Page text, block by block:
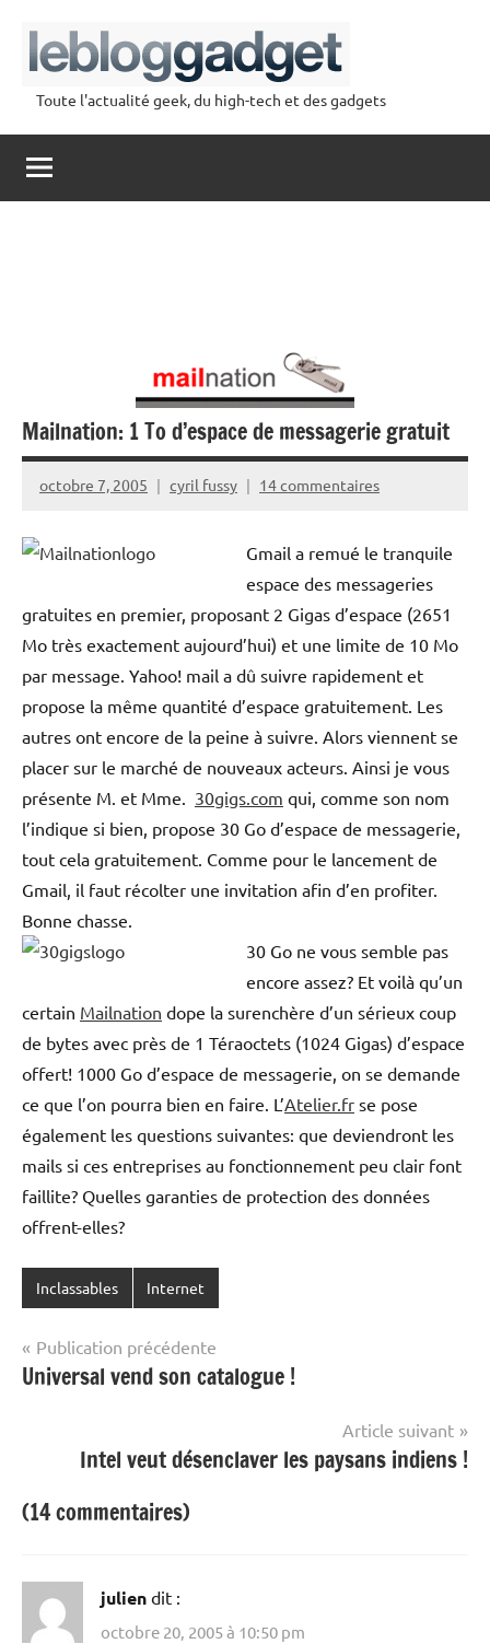
contenu
lebloggadget
Toute l'actualité geek, du high-tech et des gadgets
Mailnation: 1 To d’espace de messagerie gratuit
octobre 7, 2005 cyril fussy 14 commentaires
Gmail a remué le tranquile
espace des messageries
gratuites en premier, proposant 2 Gigas d’espace (2651
Mo très exactement aujourd’hui) et une limite de 10 Mo
par message. Yahoo! mail a dû suivre rapidement et
propose la même quantité d’espace gratuitement. Les
autres ont encore de la peine à suivre. Alors viennent se
placer sur le marché de nouveaux acteurs. Ainsi je vous
présente M. et Mme. 30gigs.com qui, comme son nom
l’indique si bien, propose 30 Go d’espace de messagerie,
tout cela gratuitement. Comme pour le lancement de
Gmail, il faut récolter une invitation afin d’en profiter.
Bonne chasse.
30 Go ne vous semble pas
encore assez? Et voilà qu’un
certain Mailnation dope la surenchère d’un sérieux coup
de bytes avec près de 1 Téraoctets (1024 Gigas) d’espace
offert! 1000 Go d’espace de messagerie, on se demande
ce que l’on pourra bien en faire. L’Atelier.fr se pose
également les questions suivantes: que deviendront les
mails si ces entreprises au fonctionnement peu clair font
faillite? Quelles garanties de protection des données
offrent-elles?
Inclassables Internet
Navigation
de
Publication précédente
Universal vend son catalogue !
Article suivant
Intel veut désenclaver les paysans indiens !
(14 commentaires)
julien dit :
octobre 20, 2005 à 10:50 pm